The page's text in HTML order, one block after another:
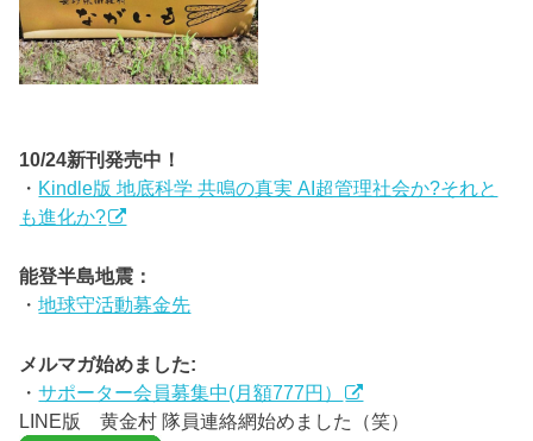
10/24新刊発売中！
・ Kindle版 地底科学 共鳴の真実 AI超管理社会か?それと
も進化か?
能登半島地震：
・地球守活動募金先
メルマガ始めました:
・サポーター会員募集中(月額777円）
LINE版 黄金村 隊員連絡網始めました（笑）